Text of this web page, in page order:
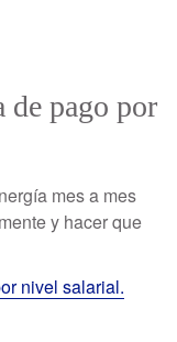
de pago por
mes a mes
y hacer que
nivel salarial.